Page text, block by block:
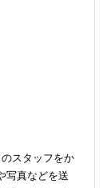
スタッフをか
写真などを送